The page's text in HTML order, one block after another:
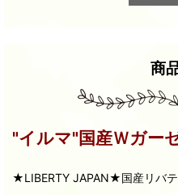
商
"イルマ"国産Ｗガー
★LIBERTY JAPAN★国産リバ